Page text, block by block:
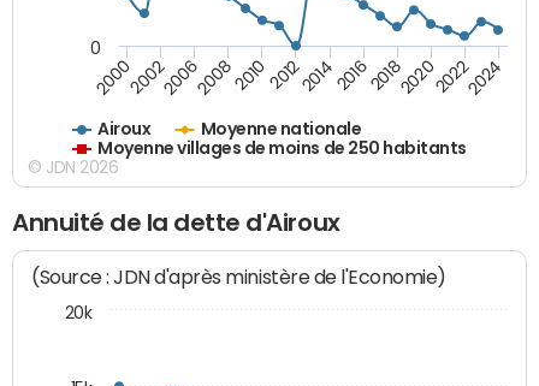
Airoux
Moyenne nationale
Moyenne villages de moins de 250 habitants
200020022006200820102012201420162018202020222024
0
© JDN 2026
Annuité de la dette d'Airoux
(Source : JDN d'après ministère de l'Economie)
20k